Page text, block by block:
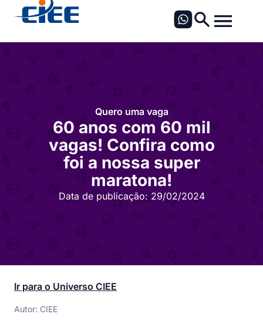
Quero uma vaga
60 anos com 60 mil
vagas! Confira como
foi a nossa super
maratona!
Data de publicação: 29/02/2024
Ir para o Universo CIEE
Autor: CIEE